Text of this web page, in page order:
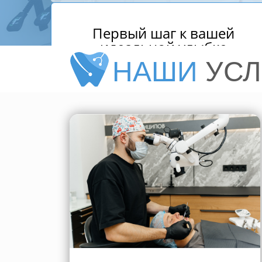
Первый шаг к вашей
идеальной улыбке
Имя *
Телефон *
Комментарий *
Опишите вашу ситуацию или задайте вопрос
Прикрепить файл
Выбрать
НАШИ